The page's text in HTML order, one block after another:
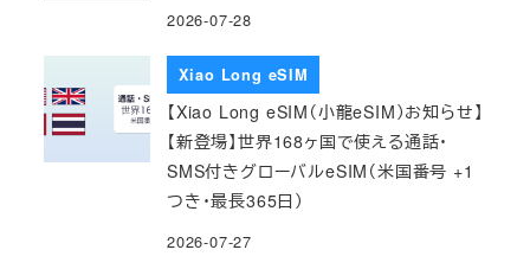
2026-07-28
Xiao Long eSIM
【Xiao Long eSIM（小龍eSIM）お知らせ】
【新登場】世界168ヶ国で使える通話・
SMS付きグローバルeSIM（米国番号 +1
つき・最長365日）
2026-07-27